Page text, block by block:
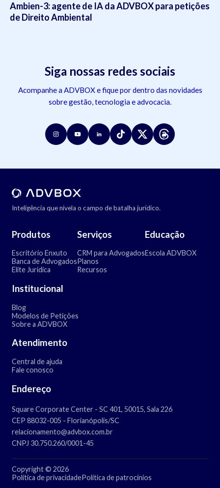
Ambien-3: agente de IA da ADVBOX para petições
de Direito Ambiental
Siga nossas redes sociais
Acompanhe a ADVBOX e fique por dentro das novidades
sobre gestão, tecnologia e advocacia.
Inteligência que nivela o campo de batalha jurídico.
Produtos
Escritório Enxuto
Banca de Advogados
Elite Jurídica
Serviços
CRM para Advogados
Planos
Recursos
Educação
Escola ADVBOX
Institucional
Blog
Modelos de Petições
Sobre a ADVBOX
Atendimento
Central de ajuda
Fale conosco
Endereço
Square Corporate Center - SC 401, 50015, Sala 226
CEP 88032-005 - Florianópolis/SC
relacionamento@advbox.com.br
CNPJ 30.750.260/0001-45
Copyright © 2026
Política de privacidadePolítica de patrocínios